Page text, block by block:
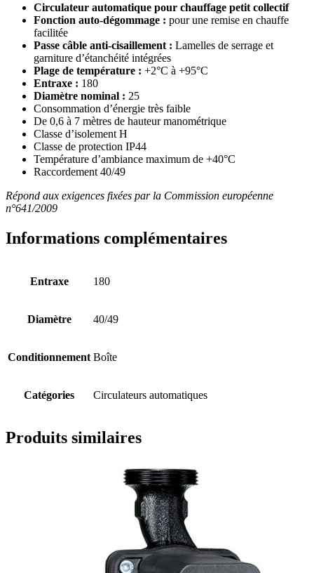
Circulateur automatique pour chauffage petit collectif
Fonction auto-dégommage : pour une remise en chauffe
facilitée
Passe câble anti-cisaillement : Lamelles de serrage et
garniture d’étanchéité intégrées
Plage de température : +2°C à +95°C
Entraxe : 180
Diamètre nominal : 25
Consommation d’énergie très faible
De 0,6 à 7 mètres de hauteur manométrique
Classe d’isolement H
Classe de protection IP44
Température d’ambiance maximum de +40°C
Raccordement 40/49
Répond aux exigences fixées par la Commission européenne
n°641/2009
Informations complémentaires
Entraxe 180
Diamètre 40/49
Conditionnement Boîte
Catégories Circulateurs automatiques
Produits similaires